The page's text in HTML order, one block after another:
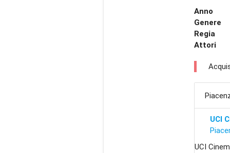
Anno
Genere
Regia
Attori
UCI
UCI